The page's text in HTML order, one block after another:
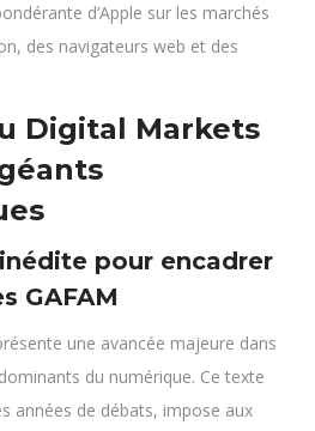
d’Apple sur les marchés
des navigateurs web et des
Digital Markets
pour encadrer
GAFAM
une avancée majeure dans
du numérique. Ce texte
années de débats, impose aux